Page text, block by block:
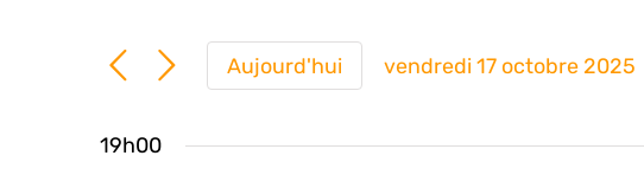
Aujourd'hui vendredi 17 octobre 2025
19h00